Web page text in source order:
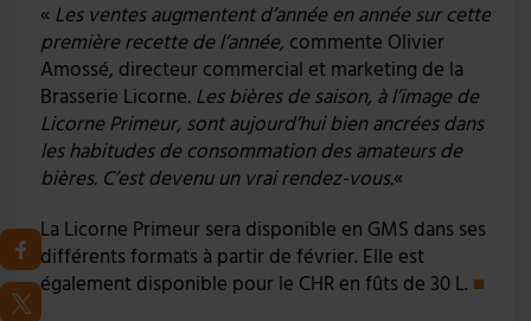
« Les ventes augmentent d’année en année sur cette
première recette de l’année, commente Olivier
Amossé, directeur commercial et marketing de la
Brasserie Licorne. Les bières de saison, à l’image de
Licorne Primeur, sont aujourd’hui bien ancrées dans
les habitudes de consommation des amateurs de
bières. C’est devenu un vrai rendez-vous.«
La Licorne Primeur sera disponible en GMS dans ses
différents formats à partir de février. Elle est
également disponible pour le CHR en fûts de 30 L. ■